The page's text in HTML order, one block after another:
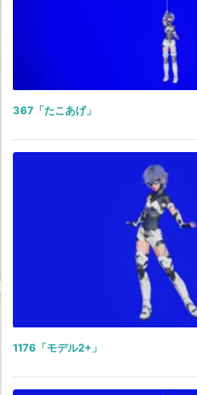
367「たこあげ」
1176「モデル2+」